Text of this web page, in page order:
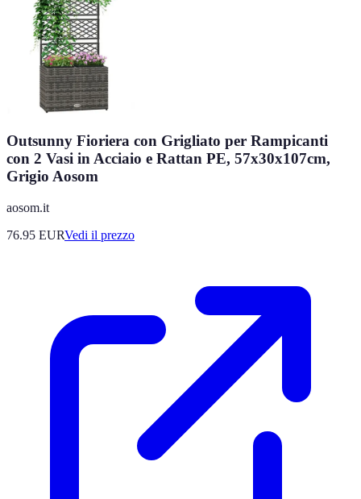
Outsunny Fioriera con Grigliato per Rampicanti
con 2 Vasi in Acciaio e Rattan PE, 57x30x107cm,
Grigio Aosom
aosom.it
76.95 EURVedi il prezzo